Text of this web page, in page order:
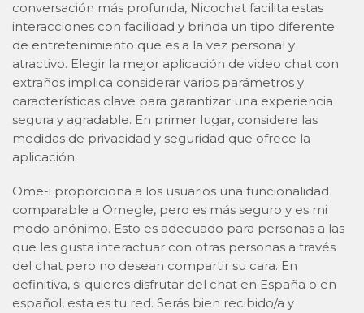
conversación más profunda, Nicochat facilita estas
interacciones con facilidad y brinda un tipo diferente
de entretenimiento que es a la vez personal y
atractivo. Elegir la mejor aplicación de video chat con
extraños implica considerar varios parámetros y
características clave para garantizar una experiencia
segura y agradable. En primer lugar, considere las
medidas de privacidad y seguridad que ofrece la
aplicación.
Ome-i proporciona a los usuarios una funcionalidad
comparable a Omegle, pero es más seguro y es mi
modo anónimo. Esto es adecuado para personas a las
que les gusta interactuar con otras personas a través
del chat pero no desean compartir su cara. En
definitiva, si quieres disfrutar del chat en España o en
español, esta es tu red. Serás bien recibido/a y